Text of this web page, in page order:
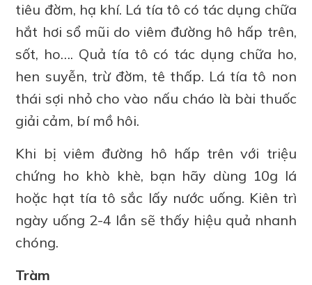
tiêu đờm, hạ khí. Lá tía tô có tác dụng chữa
hắt hơi sổ mũi do viêm đường hô hấp trên,
sốt, ho…. Quả tía tô có tác dụng chữa ho,
hen suyễn, trừ đờm, tê thấp. Lá tía tô non
thái sợi nhỏ cho vào nấu cháo là bài thuốc
giải cảm, bí mồ hôi.
Khi bị viêm đường hô hấp trên với triệu
chứng ho khò khè, bạn hãy dùng 10g lá
hoặc hạt tía tô sắc lấy nước uống. Kiên trì
ngày uống 2-4 lần sẽ thấy hiệu quả nhanh
chóng.
Tràm